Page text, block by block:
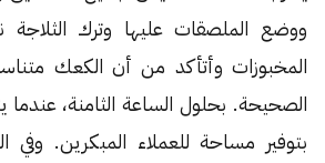
ووضع الملصقات عليها وترك الثلاجة
المخبوزات وأتأكد من أن الكعك
الصحيحة. بحلول الساعة الثامنة، عندما
بتوفير مساحة للعملاء المبكرين. وفي